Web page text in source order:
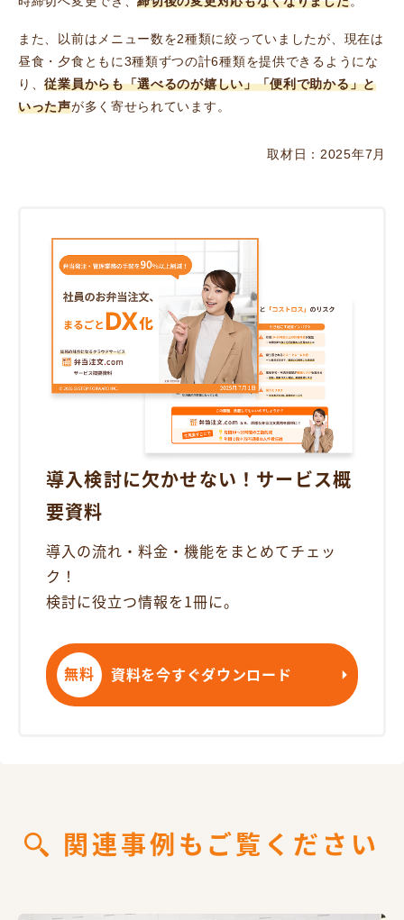
また、以前はメニュー数を2種類に絞っていましたが、現在は
昼食・夕食ともに3種類ずつの計6種類を提供できるようにな
り、従業員からも「選べるのが嬉しい」「便利で助かる」と
いった声が多く寄せられています。
取材日：2025年7月
導入検討に欠かせない！ サービス概
要資料
導入の流れ・料金・機能を まとめてチェッ
ク！
検討に役立つ情報を1冊に。
無料 資料を今すぐダウンロード
関連事例もご覧ください